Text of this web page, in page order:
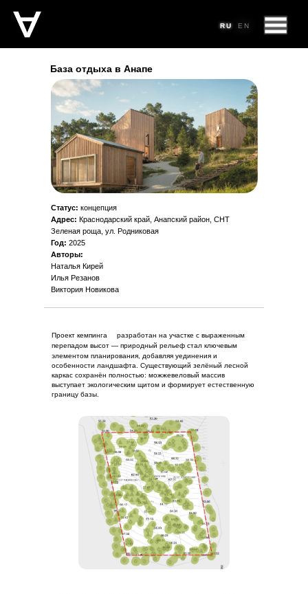
RU
EN
RU
RU EN
Статус: концепция
Адрес: Краснодарский край, Анапский район, СНТ
Зеленая роща, ул. Родниковая
Год: 2025
Авторы:
Наталья Кирей
Илья Резанов
Виктория Новикова
База отдыха в Анапе
элементом планирования, добавляя уединения и
особенности ландшафта. Существующий зелёный лесной
каркас сохранён полностью: можжевеловый массив
выступает экологическим щитом и формирует естественную
границу базы.
перепадом высот — природный рельеф стал ключевым
разработан на участке с выраженным
Проект кемпинга